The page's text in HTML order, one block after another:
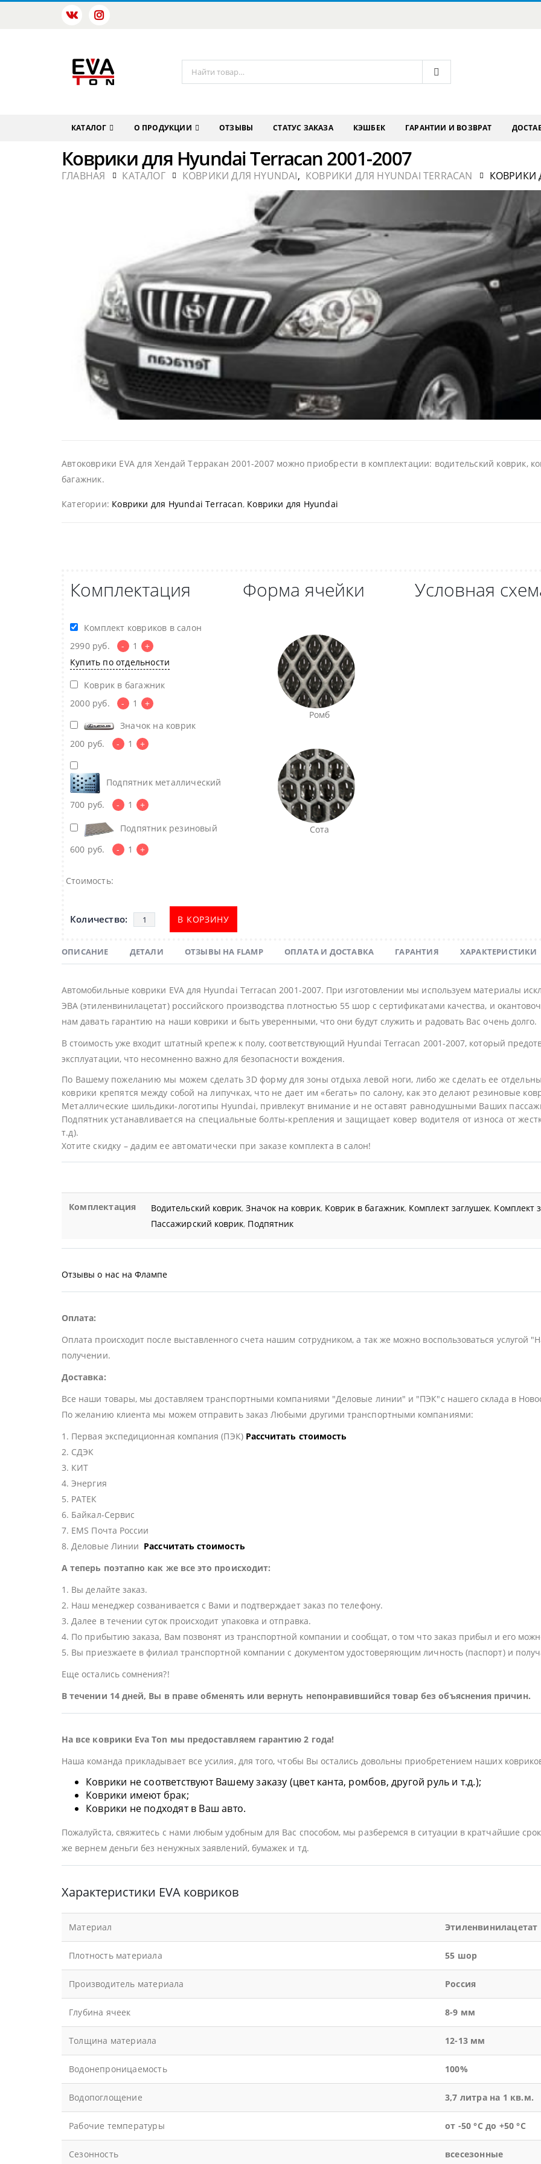
КАТАЛОГ О ПРОДУКЦИИ ОТЗЫВЫ СТАТУС ЗАКАЗА КЭШБЕК ГАРАНТИИ И ВОЗВРАТ
Коврики для Hyundai Terracan 2001-2007
ГЛАВНАЯ КАТАЛОГ КОВРИКИ ДЛЯ HYUNDAI, КОВРИКИ ДЛЯ HYUNDAI TERRACAN КОВРИКИ
Автоковрики EVA для Хендай Терракан 2001-2007 можно приобрести в комплектации: водительский коврик,
багажник.
Категории: Коврики для Hyundai Terracan, Коврики для Hyundai
Комплектация
Комплект ковриков в салон
2990 руб. - 1
+
Купить по отдельности
Коврик в багажник
2000 руб. - 1
+
Значок на коврик
200 руб. - 1 +
Подпятник металлический
700 руб. - 1 +
Подпятник резиновый
600 руб. - 1 +
Форма ячейки
Ромб
Сота
Условная
Стоимость:
В КОРЗИНУ
ОПИСАНИЕ ДЕТАЛИ ОТЗЫВЫ НА FLAMP ОПЛАТА И ДОСТАВКА ГАРАНТИЯ ХАРАКТЕРИСТИКИ
Автомобильные коврики EVA для Hyundai Terracan 2001-2007. При изготовлении мы используем материалы
ЭВА (этиленвинилацетат) российского производства плотностью 55 шор с сертификатами качества, и
нам давать гарантию на наши коврики и быть уверенными, что они будут служить и радовать Вас очень долго.
В стоимость уже входит штатный крепеж к полу, соответствующий Hyundai Terracan 2001-2007, который
эксплуатации, что несомненно важно для безопасности вождения.
По Вашему пожеланию мы можем сделать 3D форму для зоны отдыха левой ноги, либо же сделать ее
коврики крепятся между собой на липучках, что не дает им «бегать» по салону, как это делают резиновые
Металлические шильдики-логотипы Hyundai, привлекут внимание и не оставят равнодушными Ваших
Подпятник устанавливается на специальные болты-крепления и защищает ковер водителя от износа от
т.д).
Хотите скидку – дадим ее автоматически при заказе комплекта в салон!
Комплектация Водительский коврик,Значок на коврик, Коврик в багажник, Комплект заглушек, Комплект
Пассажирский коврик, Подпятник
Отзывы о нас на Флампе
Оплата:
Оплата происходит после выставленного счета нашим сотрудником, а так же можно воспользоваться
получении.
Доставка:
Все наши товары, мы доставляем транспортными компаниями "Деловые линии" и "ПЭК"с нашего склада в
По желанию клиента мы можем отправить заказ Любыми другими транспортными компаниями:
1. Первая экспедиционная компания (ПЭК) Рассчитать стоимость
2. СДЭК
3. КИТ
4. Энергия
5. РАТЕК
6. Байкал-Сервис
7. EMS Почта России
8. Деловые Линии Рассчитать стоимость
А теперь поэтапно как же все это происходит:
1. Вы делайте заказ.
2. Наш менеджер созванивается с Вами и подтверждает заказ по телефону.
3. Далее в течении суток происходит упаковка и отправка.
4. По прибытию заказа, Вам позвонят из транспортной компании и сообщат, о том что заказ прибыл и его
5. Вы приезжаете в филиал транспортной компании с документом удостоверяющим личность (паспорт) и
Еще остались сомнения?!
В течении 14 дней, Вы в праве обменять или вернуть непонравившийся товар без объяснения причин.
На все коврики Eva Ton мы предоставляем гарантию 2 года!
Наша команда прикладывает все усилия, для того, чтобы Вы остались довольны приобретением наших
Коврики не соответствуют Вашему заказу (цвет канта, ромбов, другой руль и т.д.);
Коврики имеют брак;
Коврики не подходят в Ваш авто.
Пожалуйста, свяжитесь с нами любым удобным для Вас способом, мы разберемся в ситуации в кратчайшие
же вернем деньги без ненужных заявлений, бумажек и тд.
Характеристики EVA ковриков
Материал Этиленвинилацетат
Плотность материала 55 шор
Производитель материала Россия
Глубина ячеек 8-9 мм
Толщина материала 12-13 мм
Водонепроницаемость 100%
Водопоглощение 3,7 литра на 1 кв.м.
Рабочие температуры от -50 °С до +50 °С
Сезонность всесезонные